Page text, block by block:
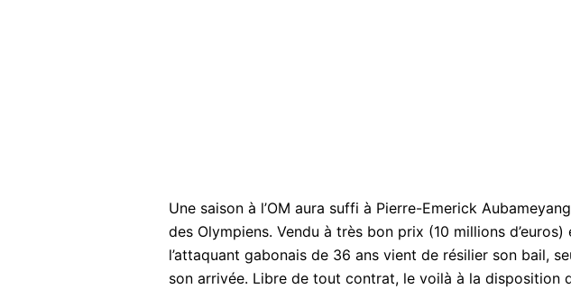
Une saison à l’OM aura suffi à Pierre-Emerick
des Olympiens. Vendu à très bon prix (10 millions
l’attaquant gabonais de 36 ans vient de résilier son bail,
son arrivée. Libre de tout contrat, le voilà à la disposition